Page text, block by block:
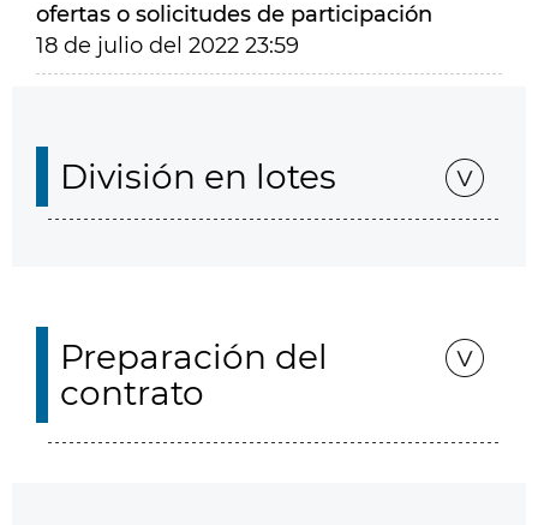
ofertas o solicitudes de participación
18 de julio del 2022 23:59
División en lotes
Preparación del
contrato